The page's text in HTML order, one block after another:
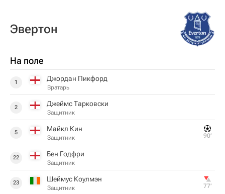
Эвертон
На поле
1 Джордан Пикфорд
Вратарь
2 Джеймс Тарковски
Защитник
5 Майкл Кин
Защитник 90‎’‎
22 Бен Годфри
Защитник
23 Шеймус Коулмэн
Защитник 77‎’‎